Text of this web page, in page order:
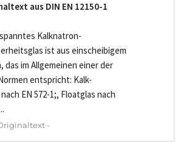
aus DIN EN 12150-1
Kalknatron-
ist aus einscheibigem
das im Allgemeinen einer der
entspricht: Kalk-
EN 572-1;, Floatglas nach
-